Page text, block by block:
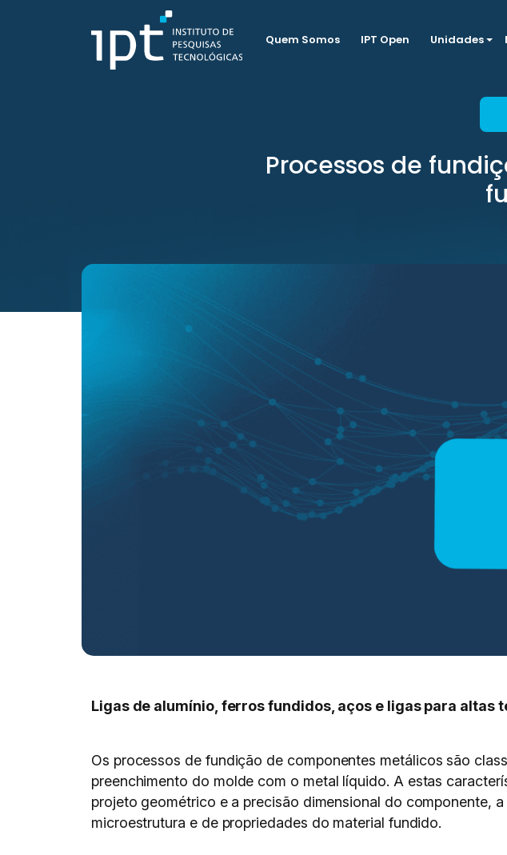
Quem Somos IPT Open Unidades
Processos de
Ligas de alumínio, ferros fundidos, aços e ligas para altas
Os processos de fundição de componentes metálicos são
preenchimento do molde com o metal líquido. A estas
projeto geométrico e a precisão dimensional do componente,
microestrutura e de propriedades do material fundido.